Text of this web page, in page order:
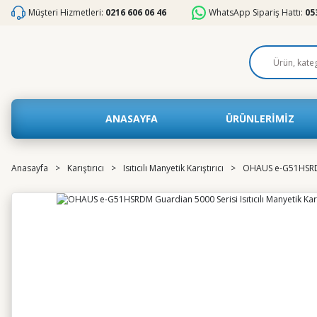
Müşteri Hizmetleri: 0216 606 06 46 WhatsApp Sipariş Hattı:
ANASAYFA ÜRÜNLERİMİZ
Anasayfa Karıştırıcı Isıtıcılı Manyetik Karıştırıcı OHAUS e-